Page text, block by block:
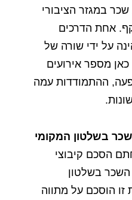
שכר במגזר הציבורי
. אחת הדרכים
על ידי שורה של
כאן מספר אירועים
, ההתמודדות עמה
.
שכר בשלטון המקומי
הסכם קיבוצי
השכר בשלטון
זו הוסכם על מתווה